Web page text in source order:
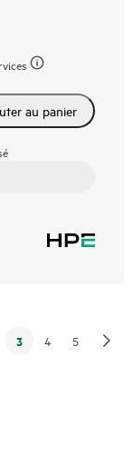
au panier
3 4 5